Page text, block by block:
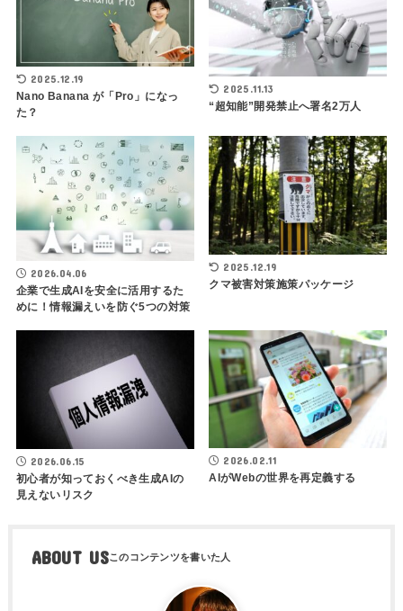
2025.12.19
Nano Banana が「Pro」になっ
た？
2025.11.13
“超知能”開発禁止へ署名2万人
2026.04.06
企業で生成AIを安全に活用するた
めに！情報漏えいを防ぐ5つの対策
2025.12.19
クマ被害対策施策パッケージ
2026.06.15
初心者が知っておくべき生成AIの
見えないリスク
2026.02.11
AIがWebの世界を再定義する
ABOUT US